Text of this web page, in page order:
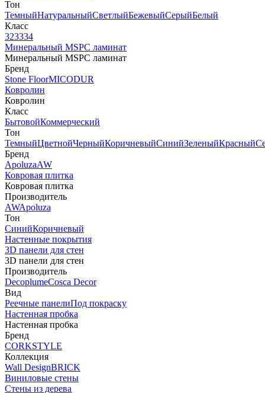
Тон
ТемныйНатуральныйСветлыйБежевыйСерыйБелый
Класс
323334
Минеральный MSPC ламинат
Минеральный MSPC ламинат
Бренд
Stone FloorMICODUR
Ковролин
Ковролин
Класс
БытовойКоммерческий
Тон
ТемныйЦветнойЧерныйКоричневыйСинийЗеленыйКрасный
Бренд
ApoluzaAW
Ковровая плитка
Ковровая плитка
Производитель
AWApoluza
Тон
СинийКоричневый
Настенные покрытия
3D панели для стен
3D панели для стен
Производитель
DecoplumeCosca Decor
Вид
Реечные панелиПод покраску
Настенная пробка
Настенная пробка
Бренд
CORKSTYLE
Коллекция
Wall DesignBRICK
Виниловые стены
Стены из дерева